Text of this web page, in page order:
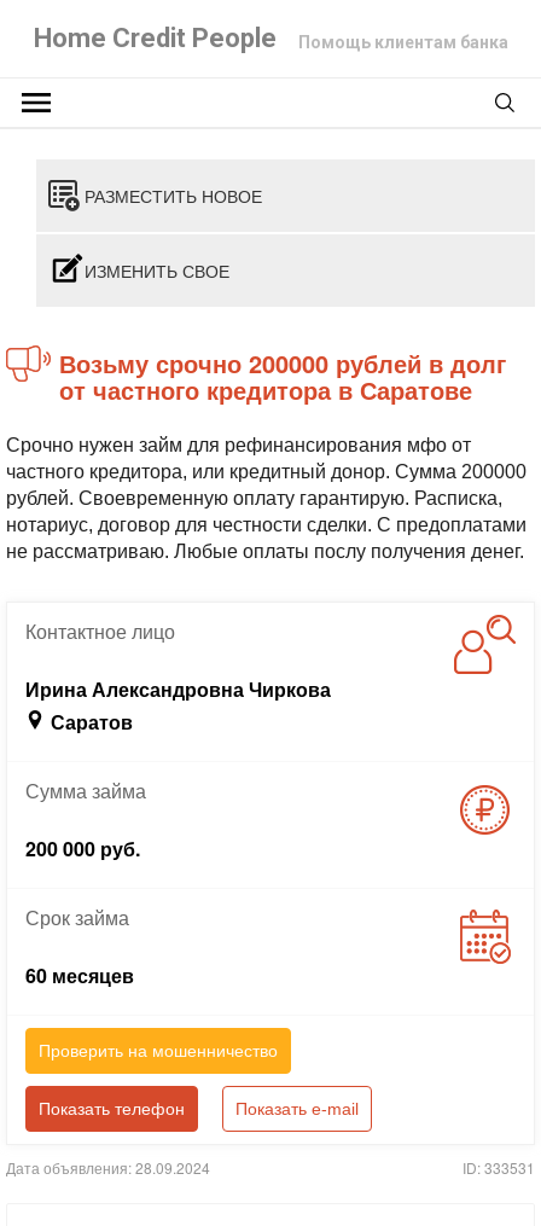
Home Credit People Помощь клиентам банка
РАЗМЕСТИТЬ НОВОЕ
ИЗМЕНИТЬ СВОЕ
Возьму срочно 200000 рублей в долг
от частного кредитора в Саратове
Срочно нужен займ для рефинансирования мфо от
частного кредитора, или кредитный донор. Сумма 200000
рублей. Своевременную оплату гарантирую. Расписка,
нотариус, договор для честности сделки. С предоплатами
не рассматриваю. Любые оплаты послу получения денег.
Контактноелицо
Ирина Александровна Чиркова
Саратов
Суммазайма
200 000 руб.
Срокзайма
60 месяцев
Проверить на мошенничество
Показать телефон Показать e-mail
Дата объявления: 28.09.2024 ID: 333531